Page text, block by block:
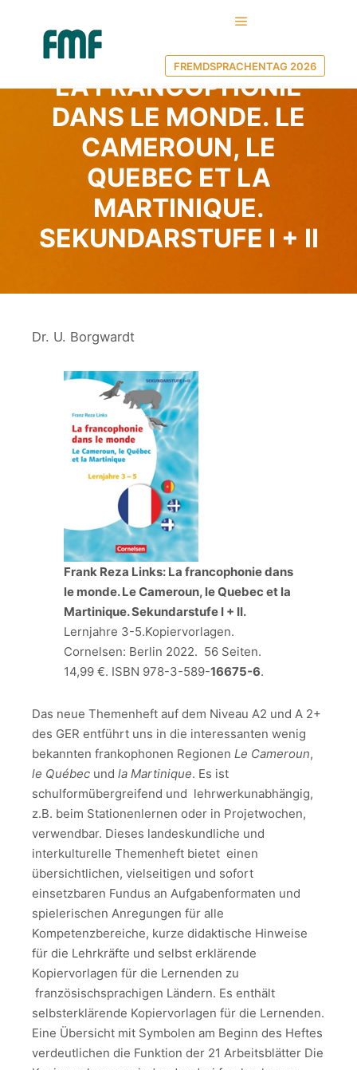
FREMDSPRACHENTAG 2026
28. Juni 2022
LA FRANCOPHONIE
DANS LE MONDE. LE
CAMEROUN, LE
QUEBEC ET LA
MARTINIQUE.
SEKUNDARSTUFE I + II
Dr. U. Borgwardt
Frank Reza Links: La francophonie dans
le monde. Le Cameroun, le Quebec et la
Martinique. Sekundarstufe I + II.
Lernjahre 3-5.Kopiervorlagen.
Cornelsen: Berlin 2022. 56 Seiten.
14,99 €. ISBN 978-3-589-16675-6.
Das neue Themenheft auf dem Niveau A2 und A 2+
des GER entführt uns in die interessanten wenig
bekannten frankophonen Regionen Le Cameroun,
le Québec und la Martinique. Es ist
schulformübergreifend und lehrwerkunabhängig,
z.B. beim Stationenlernen oder in Projetwochen,
verwendbar. Dieses landeskundliche und
interkulturelle Themenheft bietet einen
übersichtlichen, vielseitigen und sofort
einsetzbaren Fundus an Aufgabenformaten und
spielerischen Anregungen für alle
Kompetenzbereiche, kurze didaktische Hinweise
für die Lehrkräfte und selbst erklärende
Kopiervorlagen für die Lernenden zu
französischsprachigen Ländern. Es enthält
selbsterklärende Kopiervorlagen für die Lernenden.
Eine Übersicht mit Symbolen am Beginn des Heftes
verdeutlichen die Funktion der 21 Arbeitsblätter Die